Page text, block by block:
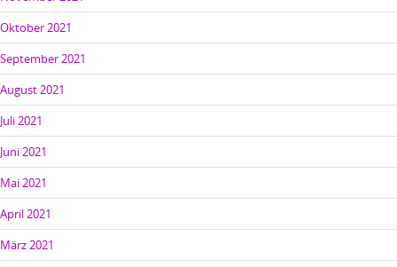
Oktober 2021
September 2021
August 2021
Juli 2021
Juni 2021
Mai 2021
April 2021
März 2021